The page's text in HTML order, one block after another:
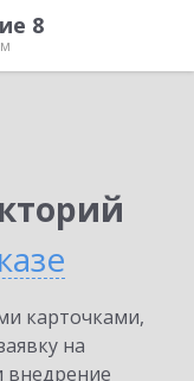
8
карточками,
на
внедрение